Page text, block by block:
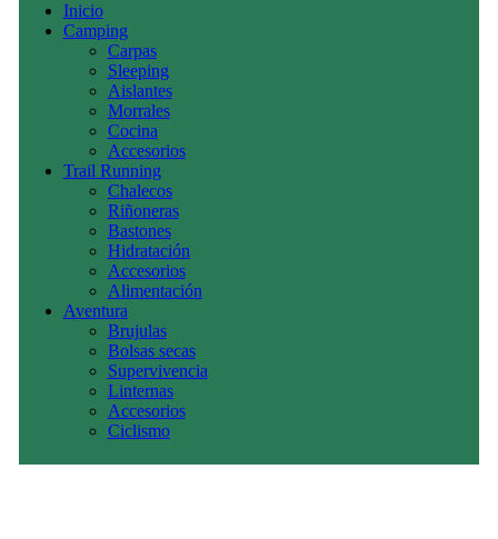
Inicio
Camping
Carpas
Sleeping
Aislantes
Morrales
Cocina
Accesorios
Trail Running
Chalecos
Riñoneras
Bastones
Hidratación
Accesorios
Alimentación
Aventura
Brujulas
Bolsas secas
Supervivencia
Linternas
Accesorios
Ciclismo